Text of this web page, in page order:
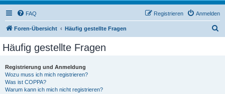
FAQ Anmelden
Registrieren
Foren-Übersicht Häufig gestellte Fragen
Häufig gestellte Fragen
Registrierung und Anmeldung
Wozu muss ich mich registrieren?
Was ist COPPA?
Warum kann ich mich nicht registrieren?